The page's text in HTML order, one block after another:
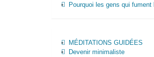
Pourquoi les gens qui
MÉDITATIONS GUIDÉES
Devenir minimaliste